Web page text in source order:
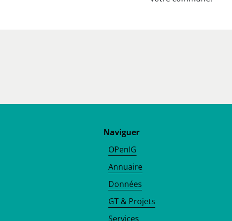
Naviguer
OPenIG
Annuaire
Données
GT & Projets
Services